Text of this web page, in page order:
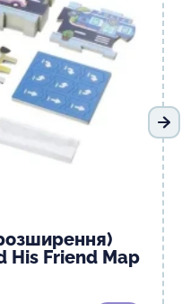
His Friend Map